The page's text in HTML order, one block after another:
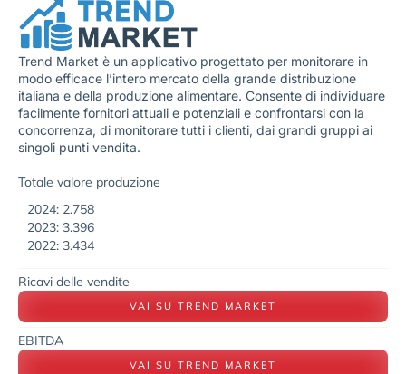
Trend Market è un applicativo progettato per monitorare in
modo efficace l’intero mercato della grande distribuzione
italiana e della produzione alimentare. Consente di individuare
facilmente fornitori attuali e potenziali e confrontarsi con la
concorrenza, di monitorare tutti i clienti, dai grandi gruppi ai
singoli punti vendita.
Totale valore produzione
2024: 2.758
2023: 3.396
2022: 3.434
Ricavi delle vendite
VAI SU TREND MARKET
EBITDA
VAI SU TREND MARKET